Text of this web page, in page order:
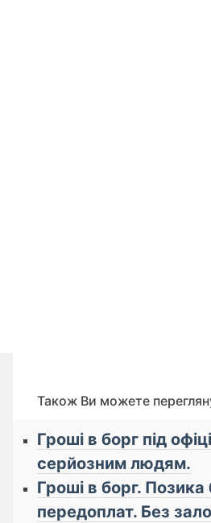
Також Ви можете
Гроші в борг під
серйозним людям.
Гроші в борг. Позика
передоплат. Без